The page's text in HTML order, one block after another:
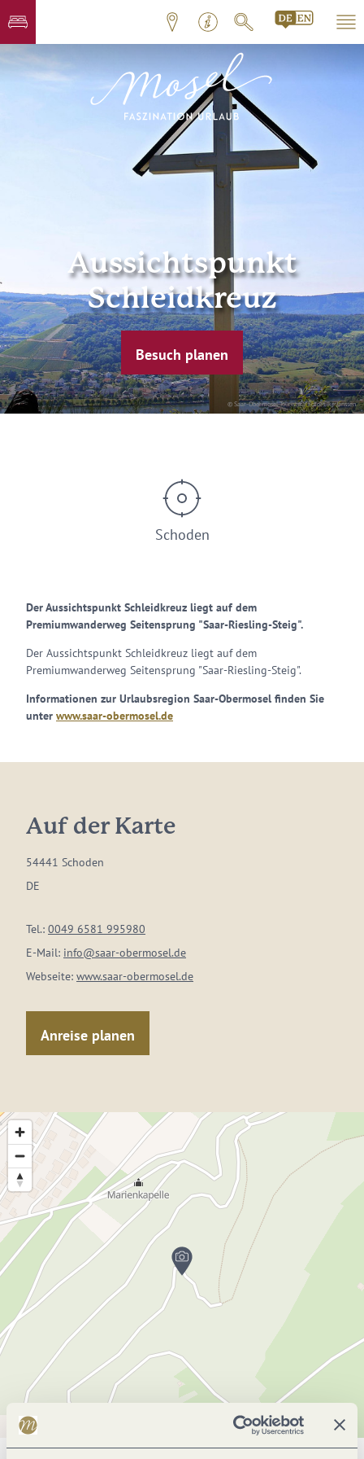
© Saar-Obermosel-Touristik / Foto: Elke Janssen
Aussichtspunkt
Schleidkreuz
Besuch planen
Schoden
Der Aussichtspunkt Schleidkreuz liegt auf dem
Premiumwanderweg Seitensprung "Saar-Riesling-Steig".
Der Aussichtspunkt Schleidkreuz liegt auf dem
Premiumwanderweg Seitensprung "Saar-Riesling-Steig".
Informationen zur Urlaubsregion Saar-Obermosel finden Sie
unter www.saar-obermosel.de
Auf der Karte
54441 Schoden
DE
Tel.: 0049 6581 995980
E-Mail: info@saar-obermosel.de
Webseite: www.saar-obermosel.de
Anreise planen